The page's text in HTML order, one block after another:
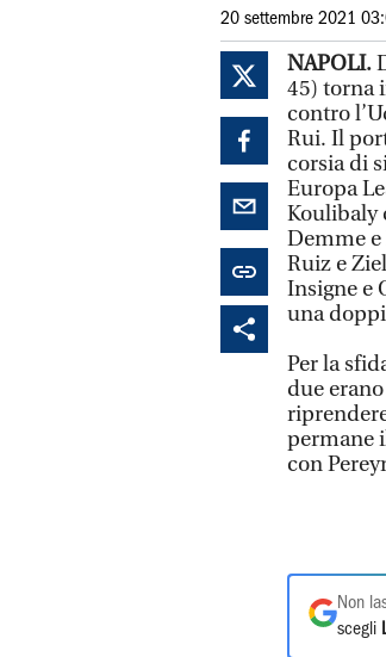
20 settembre 2021
NAPOLI.
45) torna
contro
Rui. Il
corsia di
Europa
Koulibaly
Demme e
Ruiz e
Insigne e
una
Per la
due
permane
con
Non
scegli